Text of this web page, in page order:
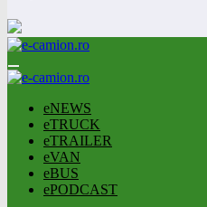
eNEWS
eTRUCK
eTRAILER
eVAN
eBUS
ePODCAST